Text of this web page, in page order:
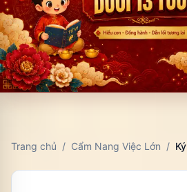
Trang chủ / Cẩm Nang Việc Lớn /